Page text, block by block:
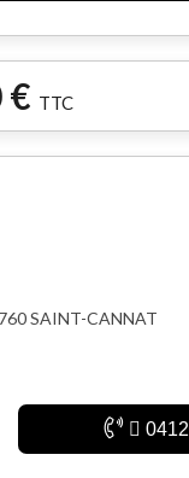
€ TTC
SAINT-CANNAT